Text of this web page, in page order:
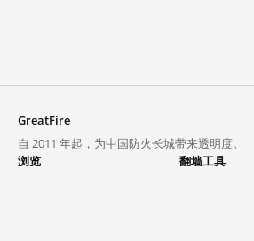
GreatFire
自 2011 年起，为中国防火长城带来透明度。
浏览
翻墙工具